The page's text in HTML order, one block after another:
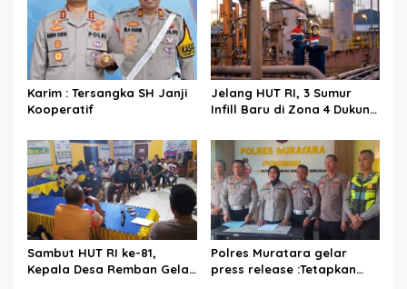
Karim : Tersangka SH Janji
Kooperatif
Jelang HUT RI, 3 Sumur
Infill Baru di Zona 4 Dukung
Sambut HUT RI ke-81,
Kepala Desa Remban Gelar
Polres Muratara gelar
press release :Tetapkan